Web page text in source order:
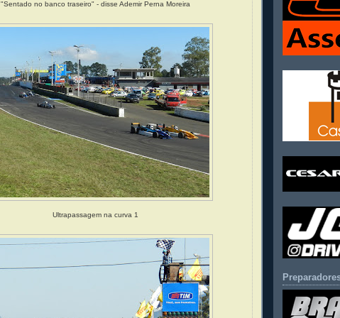
"Sentado no banco traseiro" - disse Ademir Perna Moreira
Ultrapassagem na curva 1